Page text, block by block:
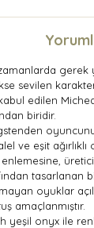
gerek
sevilen
edilen
biridir.
ve eşit ağırlıklı
tasarlanan
oyuklar
amaçlanmıştır.
yeşil onyx ile